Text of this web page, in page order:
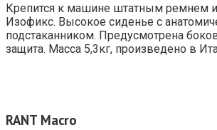
Крепится к машине штатным ремнем
Изофикс. Высокое сиденье с
подстаканником. Предусмотрена
защита. Масса 5,3кг, произведено в
RANT Macro